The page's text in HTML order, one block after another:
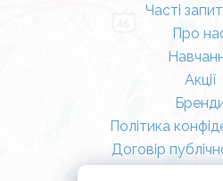
Часті
Про
Акції
Політика
Договір